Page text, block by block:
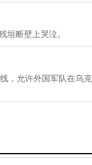
垣断壁上哭泣。
，允许外国军队在乌